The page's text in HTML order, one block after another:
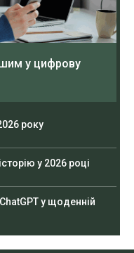
у цифрову
року
у 2026 році
у щоденній